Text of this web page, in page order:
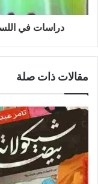
دراسات في
مقالات ذات صلة